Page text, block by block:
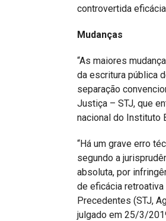
controvertida
Mudanças
“As maiores
da escritura pública
separação
Justiça – STJ, que
nacional do Instituto
“Há um grave erro
segundo a
absoluta, por
de eficácia retroativa
Precedentes (STJ,
julgado em 25/3/